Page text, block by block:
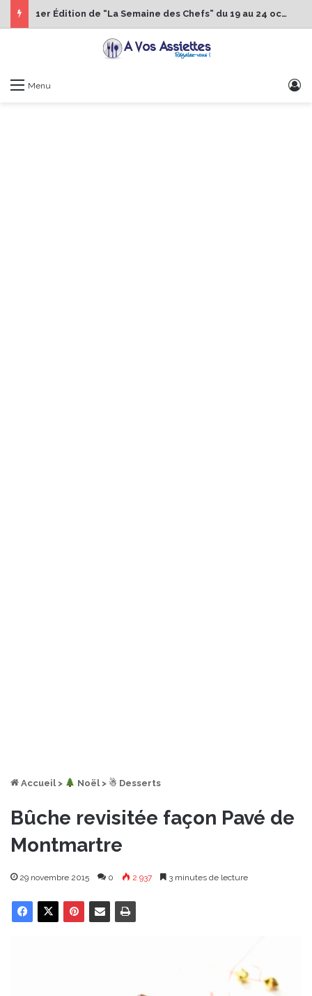
1er Édition de “La Semaine des Chefs” du 19 au 24 octobre 2026
Menu
Accueil > ︎ Noël > ☃ Desserts
Bûche revisitée façon Pavé de
Montmartre
29 novembre 2015 0 2 937 3 minutes de lecture